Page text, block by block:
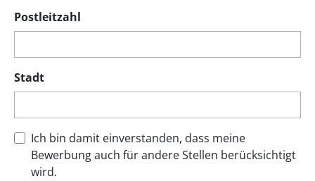
Postleitzahl
Stadt
Ich bin damit einverstanden, dass meine
Bewerbung auch für andere Stellen berücksichtigt
wird.